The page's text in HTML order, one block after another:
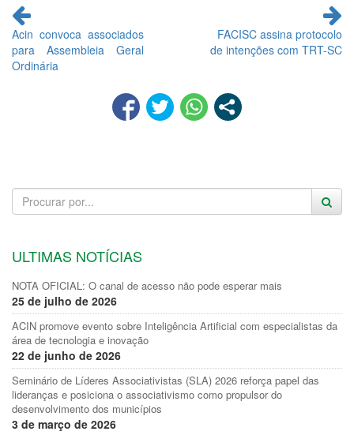
Continue
lendo
Acin convoca associados
para Assembleia Geral
Ordinária
FACISC assina protocolo
de intenções com TRT-SC
ULTIMAS NOTÍCIAS
NOTA OFICIAL: O canal de acesso não pode esperar mais
25 de julho de 2026
ACIN promove evento sobre Inteligência Artificial com especialistas da
área de tecnologia e inovação
22 de junho de 2026
Seminário de Líderes Associativistas (SLA) 2026 reforça papel das
lideranças e posiciona o associativismo como propulsor do
desenvolvimento dos municípios
3 de março de 2026